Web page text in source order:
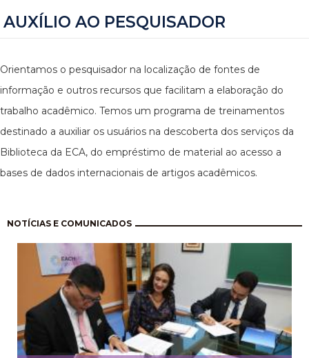
AUXÍLIO AO PESQUISADOR
Orientamos o pesquisador na localização de fontes de
informação e outros recursos que facilitam a elaboração do
trabalho acadêmico. Temos um programa de treinamentos
destinado a auxiliar os usuários na descoberta dos serviços da
Biblioteca da ECA, do empréstimo de material ao acesso a
bases de dados internacionais de artigos acadêmicos.
NOTÍCIAS E COMUNICADOS
Paginação